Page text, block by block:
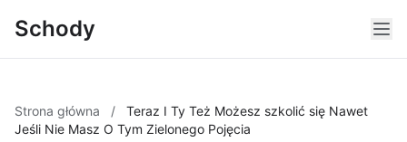
Schody
Strona główna /
Teraz I Ty Też Możesz szkolić się Nawet
Jeśli Nie Masz O Tym Zielonego Pojęcia